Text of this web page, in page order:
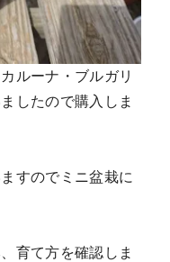
ルーナ・ブルガリ
したので購入しま
すのでミニ盆栽に
育て方を確認しま